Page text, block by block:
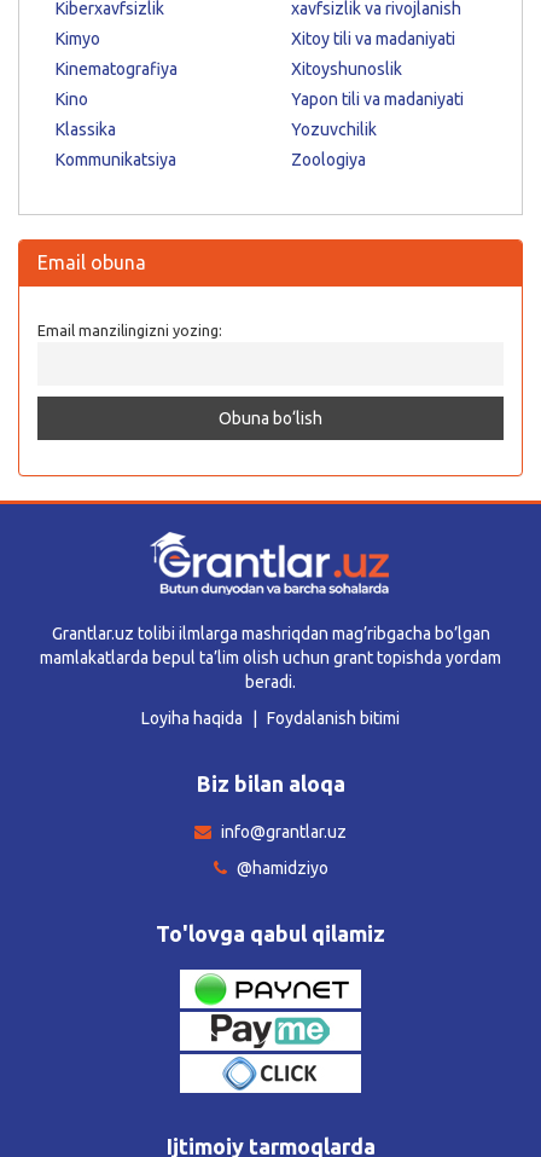
Kiberxavfsizlik
Kimyo
Kinematografiya
Kino
Klassika
Kommunikatsiya
xavfsizlik va rivojlanish
Xitoy tili va madaniyati
Xitoyshunoslik
Yapon tili va madaniyati
Yozuvchilik
Zoologiya
Email obuna
Email manzilingizni yozing:
Grantlar.uz tolibi ilmlarga mashriqdan mag’ribgacha bo’lgan
mamlakatlarda bepul ta’lim olish uchun grant topishda yordam
beradi.
Loyiha haqida
Foydalanish bitimi
Biz bilan aloqa
info@grantlar.uz
@hamidziyo
To'lovga qabul qilamiz
Ijtimoiy tarmoqlarda